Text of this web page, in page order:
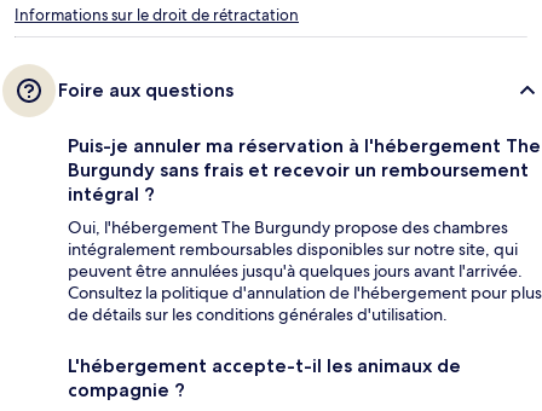
Informations sur le droit de rétractation
Foire aux questions
Puis-je annuler ma réservation à l'hébergement The
Burgundy sans frais et recevoir un remboursement
intégral ?
Oui, l'hébergement The Burgundy propose des chambres
intégralement remboursables disponibles sur notre site, qui
peuvent être annulées jusqu'à quelques jours avant l'arrivée.
Consultez la politique d'annulation de l'hébergement pour plus
de détails sur les conditions générales d'utilisation.
L'hébergement accepte-t-il les animaux de
compagnie ?